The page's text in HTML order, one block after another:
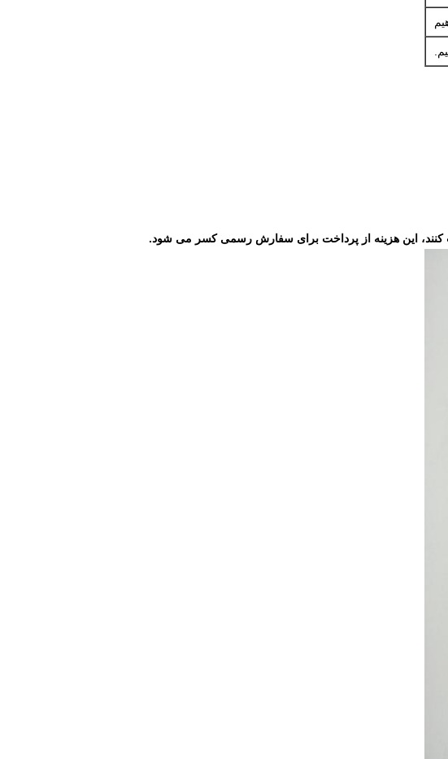
کنند، این هزینه از پرداخت برای سفارش رسمی کسر می شود.